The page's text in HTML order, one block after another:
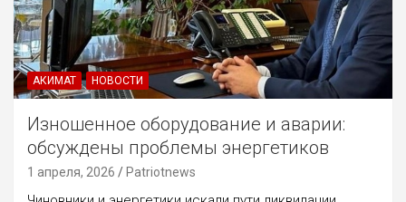
АКИМАТ НОВОСТИ
Изношенное оборудование и аварии:
обсуждены проблемы энергетиков
1 апреля, 2026 Patriotnews